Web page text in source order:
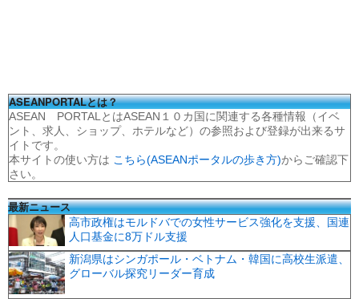
ASEANPORTALとは？
ASEAN PORTALとはASEAN１０カ国に関連する各種情報（イベ
ント、求人、ショップ、ホテルなど）の参照および登録が出来るサ
イトです。
本サイトの使い方は こちら(ASEANポータルの歩き方)からご確認下
さい。
最新ニュース
高市政権はモルドバでの女性サービス強化を支援、国連
人口基金に8万ドル支援
新潟県はシンガポール・ベトナム・韓国に高校生派遣、
グローバル探究リーダー育成